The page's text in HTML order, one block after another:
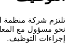
تلتزم شركة منظمة
نحو مسؤول مع
إجراءات التوظيف.